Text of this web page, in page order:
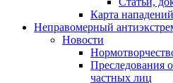
Карта
Неправомерный
Новости
Преследования
частных лиц